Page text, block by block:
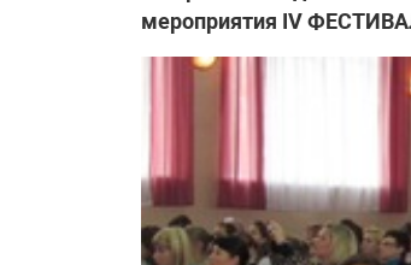
мероприятия IV